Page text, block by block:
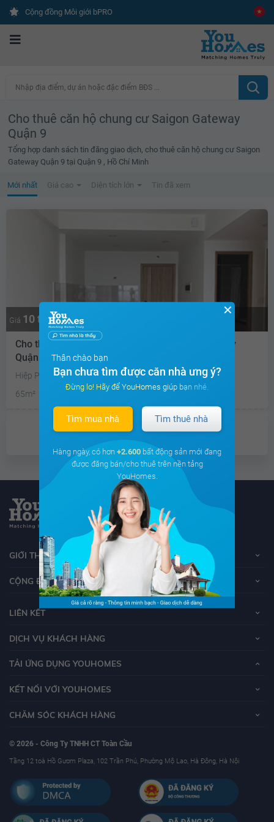
Cộng đồng Môi giới bPRO
Nhập địa điểm, dự án hoặc đặc điểm BĐS ...
Cho thuê căn hộ chung cư Saigon Gateway
Quận 9
Tổng hợp danh sách tin đăng giao dịch, cho thuê căn hộ chung cư Saigon
Gateway Quận 9 tại Quận 9 , Hồ Chí Minh
Mới nhất Giá cao Diện tích lớn Tin đã xem
Giá 10 triệu
Cho thuê căn hộ chung cư Căn hộ Saigon Gateway
Quận 9
Hiệp Phú, Quận 9, Hồ Chí Minh
65m²
2 WC Đông Bắc
Đã giao dịch
GIỚI THIỆU VỀ YOUHOMES
CỘNG ĐỒNG YOUHOMERS
LIÊN KẾT
DỊCH VỤ KHÁCH HÀNG
TẢI ỨNG DỤNG YOUHOMES
KẾT NỐI VỚI YOUHOMES
CHĂM SÓC KHÁCH HÀNG
© 2026 - Công Ty TNHH CT Toàn Cầu
Tầng 12 toà Hồ Gươm Plaza, 102 Trần Phú, Phường Mộ Lao, Hà Đông, Hà Nội
✕
Thân chào bạn
Bạn chưa tìm được căn nhà ưng ý?
Đừng lo! Hãy để YouHomes giúp bạn nhé.
Tìm mua nhà Tìm thuê nhà
Hàng ngày, có hơn +2.600 bất động sản mới đang
được đăng bán/cho thuê trên nền tảng
YouHomes.